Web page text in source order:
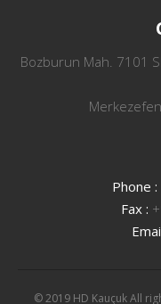
Bozburun Mah. 7101
Phone :
Fax :
© 2019 HD Kauçuk All